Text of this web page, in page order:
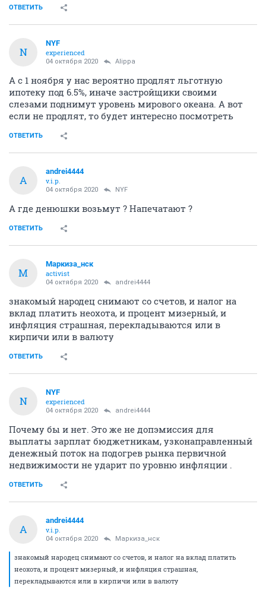
ОТВЕТИТЬ
N
NYF
experienced
04 октября 2020 Alippa
А с 1 ноября у нас вероятно продлят льготную
ипотеку под 6.5%, иначе застройщики своими
слезами поднимут уровень мирового океана. А вот
если не продлят, то будет интересно посмотреть
ОТВЕТИТЬ
A
andrei4444
v.i.p.
04 октября 2020 NYF
А где денюшки возьмут ? Напечатают ?
ОТВЕТИТЬ
М
Маркиза_нск
activist
04 октября 2020 andrei4444
знакомый народец снимают со счетов, и налог на
вклад платить неохота, и процент мизерный, и
инфляция страшная, перекладываются или в
кирпичи или в валюту
ОТВЕТИТЬ
N
NYF
experienced
04 октября 2020 andrei4444
Почему бы и нет. Это же не допэмиссия для
выплаты зарплат бюджетникам, узконаправленный
денежный поток на подогрев рынка первичной
недвижимости не ударит по уровню инфляции .
ОТВЕТИТЬ
A
andrei4444
v.i.p.
04 октября 2020 Маркиза_нск
знакомый народец снимают со счетов, и налог на вклад платить
неохота, и процент мизерный, и инфляция страшная,
перекладываются или в кирпичи или в валюту